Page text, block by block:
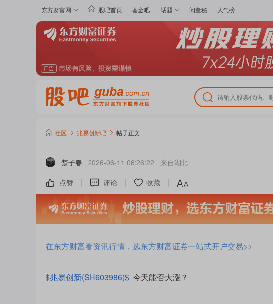
东方财富网 股吧首页 基金吧 话题 问董秘 人气榜
社区 兆易创新吧 帖子正文
楚子春 2026-06-11 06:26:22 来自湖北
点赞
评论 收藏
在东方财富看资讯行情，选东方财富证券一站式开户交易>>
$兆易创新(SH603986)$ 今天能否大涨？